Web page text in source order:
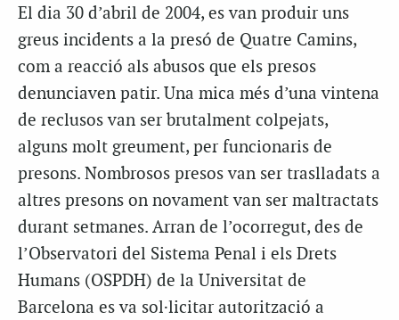
El dia 30 d’abril de 2004, es van produir uns
greus incidents a la presó de Quatre Camins,
com a reacció als abusos que els presos
denunciaven patir. Una mica més d’una vintena
de reclusos van ser brutalment colpejats,
alguns molt greument, per funcionaris de
presons. Nombrosos presos van ser traslladats a
altres presons on novament van ser maltractats
durant setmanes. Arran de l’ocorregut, des de
l’Observatori del Sistema Penal i els Drets
Humans (OSPDH) de la Universitat de
Barcelona es va sol·licitar autorització a